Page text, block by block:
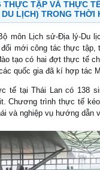
TẬP VÀ THỰC
LỊCH) TRONG THỜI
môn Lịch sử-Địa lý-Du
mới công tác thực tập,
tạo có hai đợt thực tế
quốc gia đã kí hợp tác
tế tại Thái Lan có 138
Chương trình thực tế
và nghiệp vụ hướng dẫn